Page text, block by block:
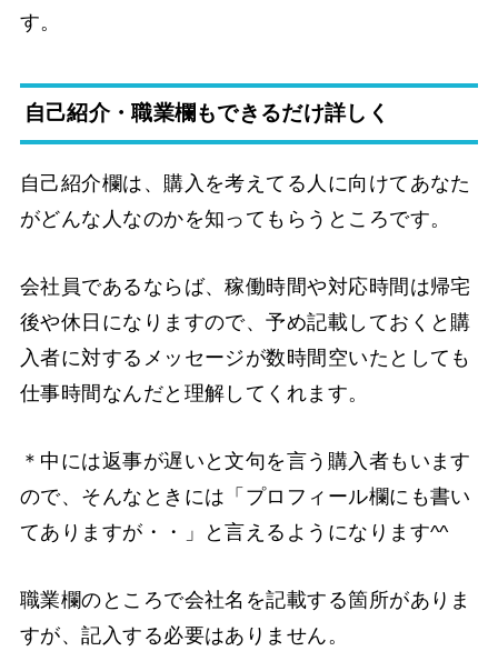
す。
自己紹介・職業欄もできるだけ詳しく
自己紹介欄は、購入を考えてる人に向けてあなた
がどんな人なのかを知ってもらうところです。
会社員であるならば、稼働時間や対応時間は帰宅
後や休日になりますので、予め記載しておくと購
入者に対するメッセージが数時間空いたとしても
仕事時間なんだと理解してくれます。
＊中には返事が遅いと文句を言う購入者もいます
ので、そんなときには「プロフィール欄にも書い
てありますが・・」と言えるようになります^^
職業欄のところで会社名を記載する箇所がありま
すが、記入する必要はありません。